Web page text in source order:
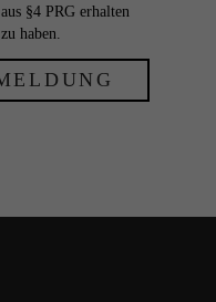
aus §4 PRG erhalten
zu haben.